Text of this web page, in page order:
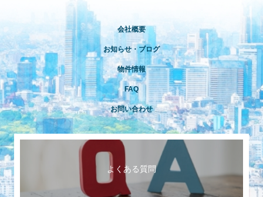
会社概要
お知らせ・ブログ
物件情報
FAQ
お問い合わせ
よくある質問